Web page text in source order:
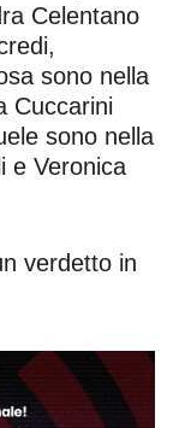
Celentano
sono nella
Cuccarini
sono nella
e Veronica
verdetto in